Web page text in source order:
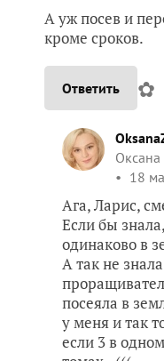
А уж посев и
кроме сроков.
Ответить ✿
Оксана
18
Ага, Ларис,
Если бы
одинаково в
А так не
посеяла в
у меня и так
если 3 в